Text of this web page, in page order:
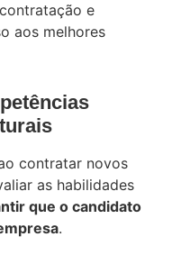
e
aos melhores
contratar novos
as habilidades
que o candidato
.